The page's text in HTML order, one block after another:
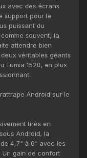
avec des écrans
support pour le
puissant du
souvent, la
attendre bien
véritables géants
Lumia 1520, en plus
Android sur le
tirés en
Android, la
4,7" à 6" avec les
Un gain de confort